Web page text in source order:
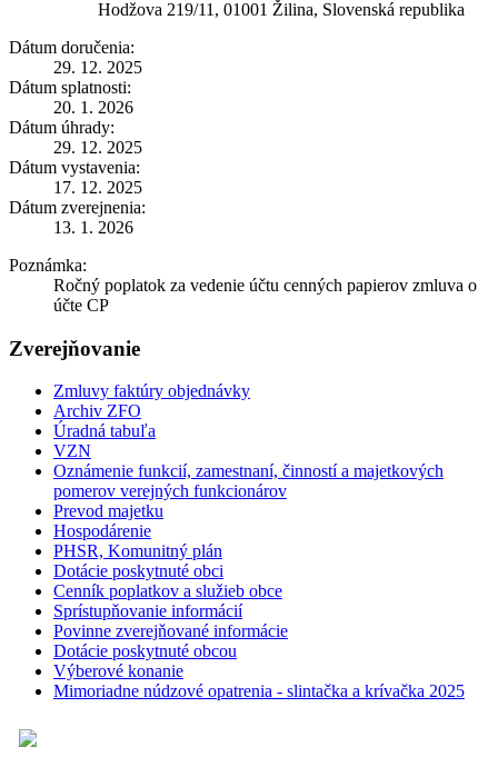
Hodžova 219/11, 01001 Žilina, Slovenská republika
Dátum doručenia:
29. 12. 2025
Dátum splatnosti:
20. 1. 2026
Dátum úhrady:
29. 12. 2025
Dátum vystavenia:
17. 12. 2025
Dátum zverejnenia:
13. 1. 2026
Poznámka:
Ročný poplatok za vedenie účtu cenných papierov zmluva o
účte CP
Zverejňovanie
Zmluvy faktúry objednávky
Archiv ZFO
Úradná tabuľa
VZN
Oznámenie funkcií, zamestnaní, činností a majetkových
pomerov verejných funkcionárov
Prevod majetku
Hospodárenie
PHSR, Komunitný plán
Dotácie poskytnuté obci
Cenník poplatkov a služieb obce
Sprístupňovanie informácií
Povinne zverejňované informácie
Dotácie poskytnuté obcou
Výberové konanie
Mimoriadne núdzové opatrenia - slintačka a krívačka 2025